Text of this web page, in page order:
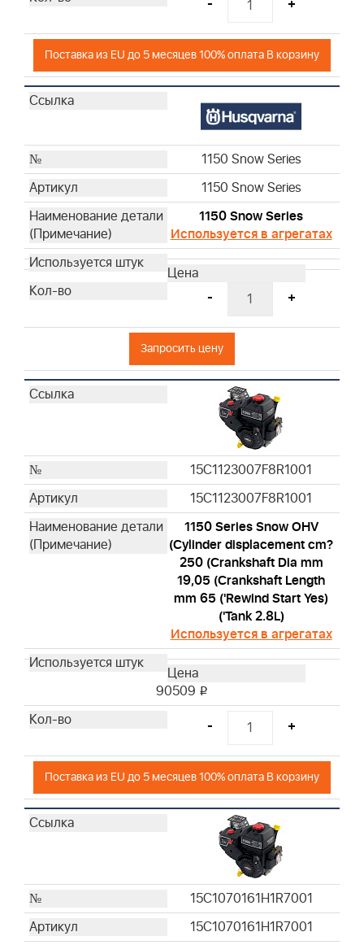
- +
Поставка из EU до 5 месяцев 100% оплата В корзину
1150 Snow Series
1150 Snow Series
1150 Snow Series
Используется в агрегатах
- +
Запросить цену
15C1123007F8R1001
15C1123007F8R1001
1150 Series Snow OHV
(Cylinder displacement cm?
250 (Crankshaft Dia mm
19,05 (Crankshaft Length
mm 65 ('Rewind Start Yes)
('Tank 2.8L)
Используется в агрегатах
90509 i
- +
Поставка из EU до 5 месяцев 100% оплата В корзину
15C1070161H1R7001
15C1070161H1R7001